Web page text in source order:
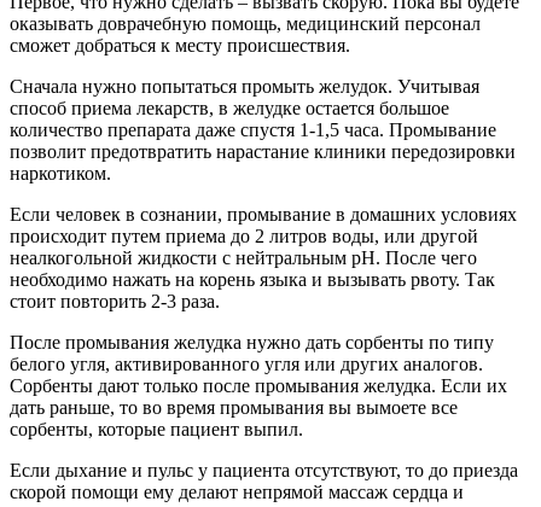
оказывать доврачебную помощь, медицинский персонал
сможет добраться к месту происшествия.
Сначала нужно попытаться промыть желудок. Учитывая
способ приема лекарств, в желудке остается большое
количество препарата даже спустя 1-1,5 часа. Промывание
позволит предотвратить нарастание клиники передозировки
наркотиком.
Если человек в сознании, промывание в домашних условиях
происходит путем приема до 2 литров воды, или другой
неалкогольной жидкости с нейтральным pH. После чего
необходимо нажать на корень языка и вызывать рвоту. Так
стоит повторить 2-3 раза.
После промывания желудка нужно дать сорбенты по типу
белого угля, активированного угля или других аналогов.
Сорбенты дают только после промывания желудка. Если их
дать раньше, то во время промывания вы вымоете все
сорбенты, которые пациент выпил.
Если дыхание и пульс у пациента отсутствуют, то до приезда
скорой помощи ему делают непрямой массаж сердца и